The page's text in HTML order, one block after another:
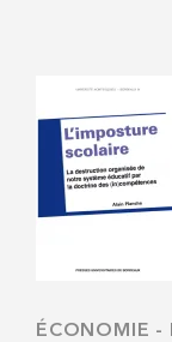
ÉCONOMIE -